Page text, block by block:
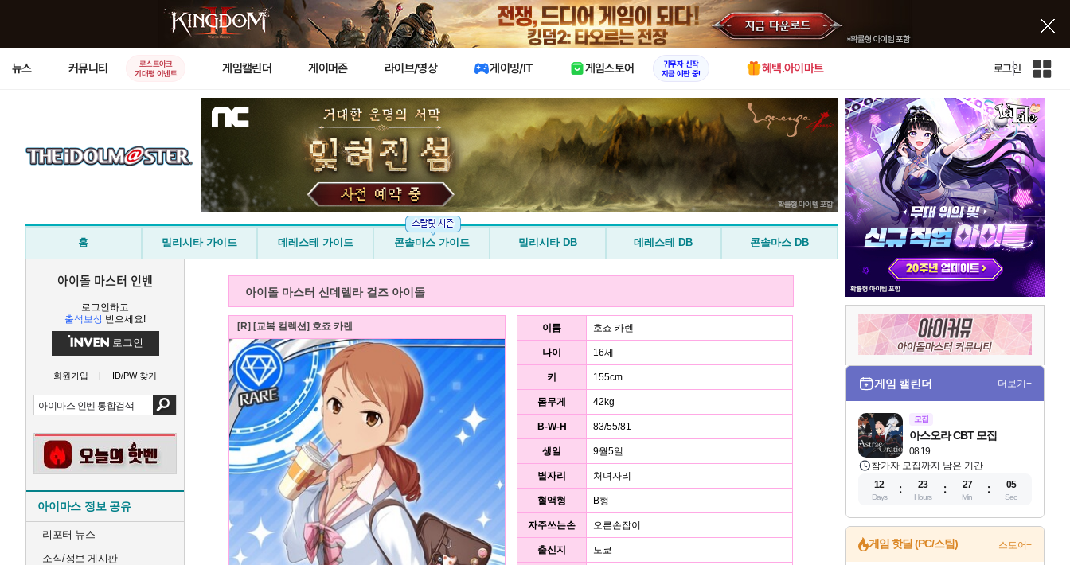
X
뉴스 커뮤니티
로스트아크
기대평 이벤트
게임캘린더 게이머존 라이브/영상 게이밍/IT 게임스토어
귀무자 신작
지금 예판 중!
혜택.아이마트 로그인
인
체
사
트
맵
홈 밀리시타 가이드 데레스테 가이드 콘솔마스 가이드 밀리시타 DB 데레스테 DB 콘솔마스 DB
아이돌 마스터 인벤
로그인하고
출석보상 받으세요!
로그인
회원가입 ID/PW 찾기
아이마스 정보 공유
리포터 뉴스
소식/정보 게시판
아이돌 마스터 신데렐라 걸즈 아이돌
[R] [교복 컬렉션] 호죠 카렌 이름 호죠 카렌
나이 16세
키 155cm
몸무게 42kg
B-W-H 83/55/81
생일 9월5일
별자리 처녀자리
혈액형 B형
자주쓰는손 오른손잡이
출신지 도쿄
게임 캘린더 더보기+
모집
08.19
아스오라 CBT 모집
참가자 모집까지 남은 기간
12
Days
23
Hours
27
Min
05
Sec
게임 핫딜 (PC/스팀) 스토어+